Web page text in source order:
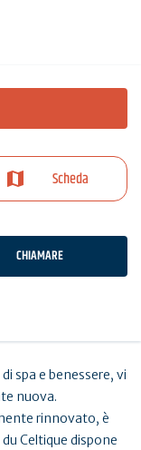
Scheda
CHIAMARE
spa e benessere, vi
nuova.
rinnovato, è
Celtique dispone